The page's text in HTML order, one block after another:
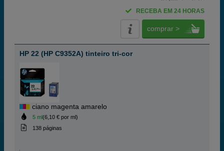
RECEBA EM 24 HORAS
comprar >
HP 22 (HP C9352A) tinteiro tri-cor
ciano magenta amarelo
5 ml(6,10 € por ml)
138 páginas